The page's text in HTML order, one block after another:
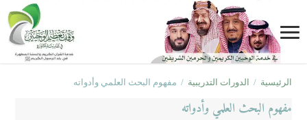
الرئيسية / الدورات التدريبية / مفهوم البحث العلمي وأدواته
مفهوم البحث العلمي وأدواته